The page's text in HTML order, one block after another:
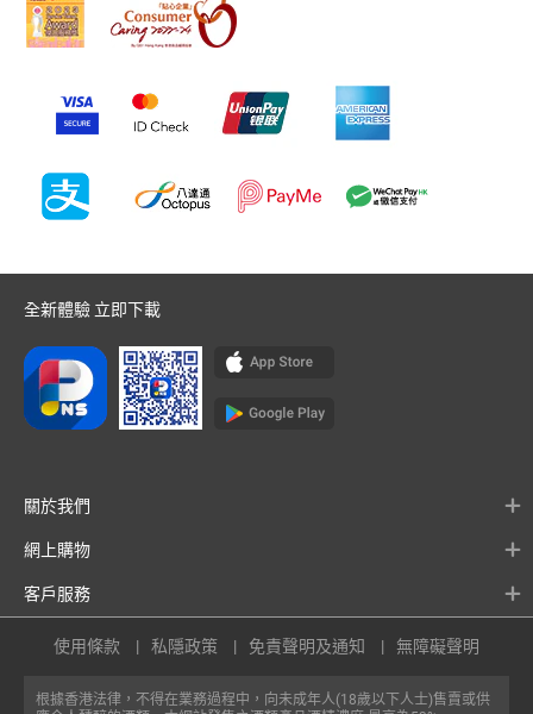
全新體驗 立即下載
關於我們
網上購物
客戶服務
根據香港法律，不得在業務過程中，向未成年人(18歲以下人士)售賣或供
使用條款 私隱政策 免責聲明及通知 無障礙聲明